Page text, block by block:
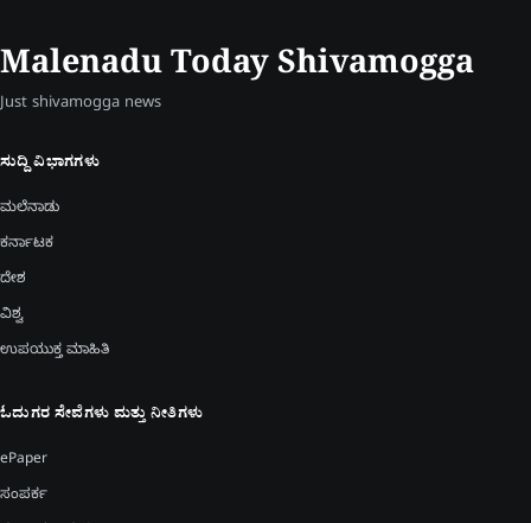
Malenadu Today Shivamogga
Just shivamogga news
ಸುದ್ದಿ ವಿಭಾಗಗಳು
ಮಲೆನಾಡು
ಕರ್ನಾಟಕ
ದೇಶ
ವಿಶ್ವ
ಉಪಯುಕ್ತ ಮಾಹಿತಿ
ಓದುಗರ ಸೇವೆಗಳು ಮತ್ತು ನೀತಿಗಳು
ePaper
ಸಂಪರ್ಕ